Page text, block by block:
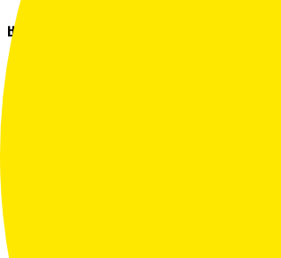
배송조회
여러 주문의 배송 상태를 한 화면에서